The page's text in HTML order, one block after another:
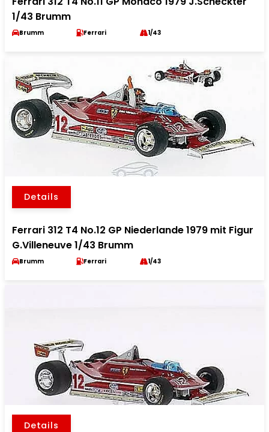
1/43 Brumm
Brumm Ferrari 1/43
Details
Ferrari 312 T4 No.12 GP Niederlande 1979 mit Figur
G.Villeneuve 1/43 Brumm
Brumm Ferrari 1/43
Details